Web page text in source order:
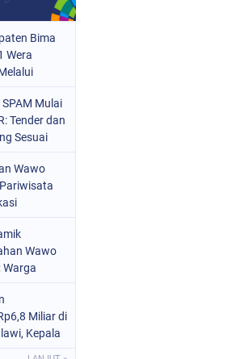
Bima
Wera
Mulai
Tender dan
Sesuai
Wawo
Wawo
Warga
Miliar di
Kepala